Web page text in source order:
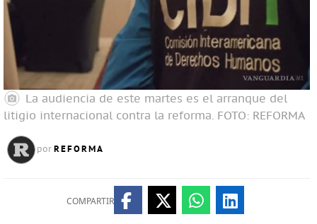
La audiencia de este martes es el arranque del
litigio internacional contra la reforma. FOTO: REFORMA
por REFORMA
COMPARTIR